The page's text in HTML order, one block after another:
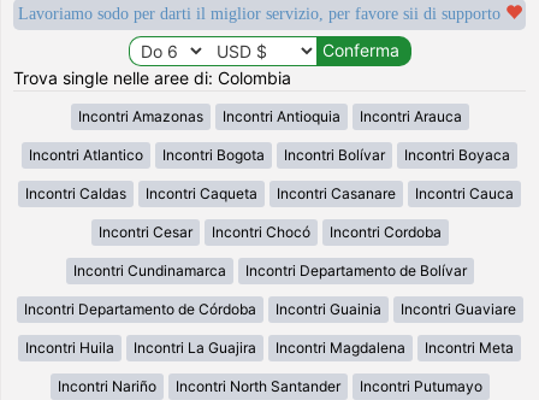
Lavoriamo sodo per darti il miglior servizio, per favore sii di supporto
Trova single nelle aree di: Colombia
Incontri Amazonas Incontri Antioquia Incontri Arauca
Incontri Atlantico Incontri Bogota Incontri Bolívar Incontri Boyaca
Incontri Caldas Incontri Caqueta Incontri Casanare Incontri Cauca
Incontri Cesar Incontri Chocó Incontri Cordoba
Incontri Cundinamarca Incontri Departamento de Bolívar
Incontri Departamento de Córdoba Incontri Guainia Incontri Guaviare
Incontri Huila Incontri La Guajira Incontri Magdalena Incontri Meta
Incontri Nariño Incontri North Santander Incontri Putumayo